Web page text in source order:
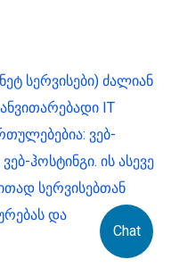
სერვისები) ძალიან
IT
ვებ-
ჰოსტინგი. ის ასევე
სერვისებთან
და
Chat